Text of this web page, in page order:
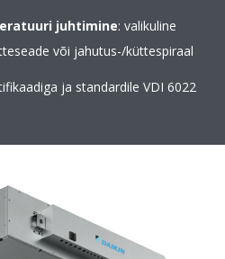
juhtimine: valikuline
või jahutus-/küttespiraal
ja standardile VDI 6022